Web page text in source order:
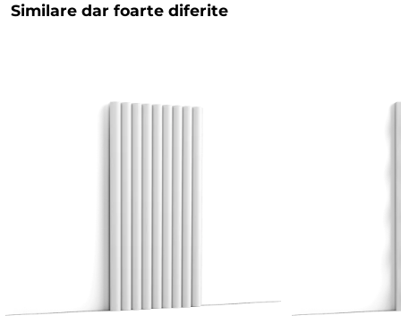
Similare dar foarte diferite